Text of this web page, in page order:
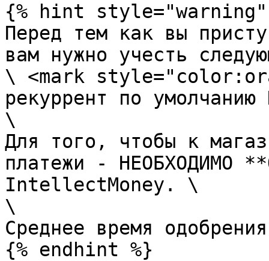
{% hint style="warning"
Перед тем как вы
вам нужно учесть
\ <mark
рекуррент по
\
Для того, чтобы к
платежи - НЕОБХОДИМО
IntellectMoney. \
\
Среднее время
{% endhint %}